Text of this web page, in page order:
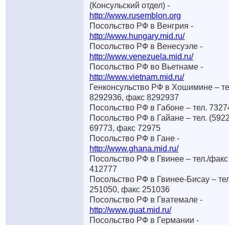
(Консульский отдел) -
http://www.rusemblon.org
Посольство РФ в Венгрия -
http://www.hungary.mid.ru/
Посольство РФ в Венесуэле -
http://www.venezuela.mid.ru/
Посольство РФ во Вьетнаме -
http://www.vietnam.mid.ru/
Генконсульство РФ в Хошимине –
8292936, факс 8292937
Посольство РФ в Габоне – тел.
Посольство РФ в Гайане – тел.
69773, факс 72975
Посольство РФ в Гане -
http://www.ghana.mid.ru/
Посольство РФ в Гвинее – тел./факс
412777
Посольство РФ в Гвинее-Бисау –
251050, факс 251036
Посольство РФ в Гватемале -
http://www.guat.mid.ru/
Посольство РФ в Германии -